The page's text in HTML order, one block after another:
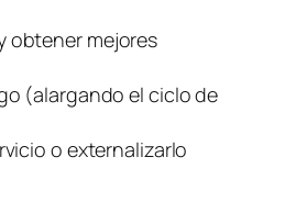
obtener mejores
(alargando el ciclo de
o externalizarlo